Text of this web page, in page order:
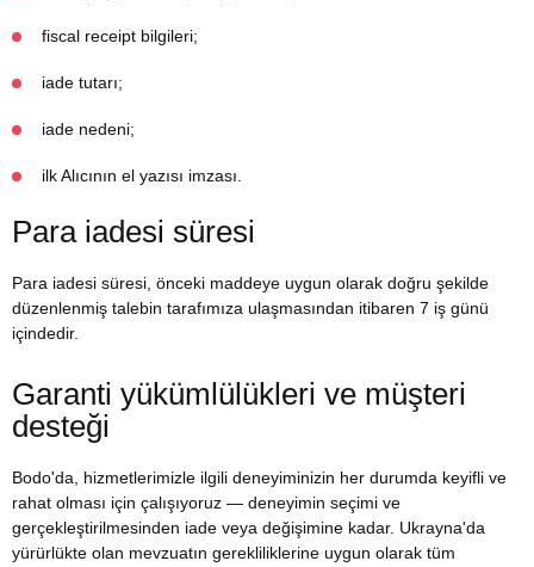
fiscal receipt bilgileri;
iade tutarı;
iade nedeni;
ilk Alıcının el yazısı imzası.
Para iadesi süresi
Para iadesi süresi, önceki maddeye uygun olarak doğru şekilde
düzenlenmiş talebin tarafımıza ulaşmasından itibaren 7 iş günü
içindedir.
Garanti yükümlülükleri ve müşteri
desteği
Bodo'da, hizmetlerimizle ilgili deneyiminizin her durumda keyifli ve
rahat olması için çalışıyoruz — deneyimin seçimi ve
gerçekleştirilmesinden iade veya değişimine kadar. Ukrayna'da
yürürlükte olan mevzuatın gerekliliklerine uygun olarak tüm